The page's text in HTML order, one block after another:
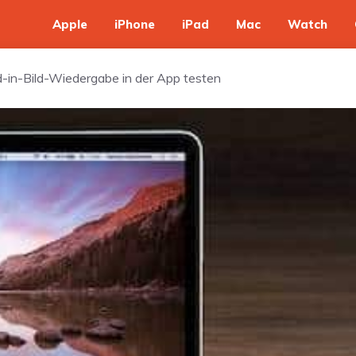
Apple iPhone iPad Mac Watch
in-Bild-Wiedergabe in der App testen